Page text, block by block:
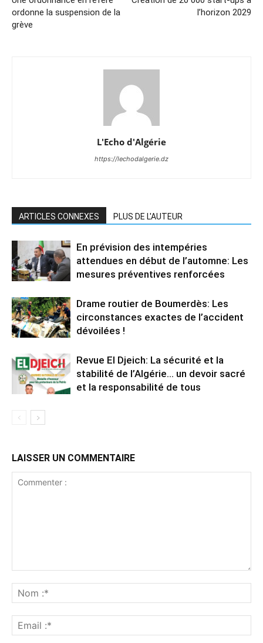
ordonne la suspension de la
grève
l’horizon 2029
L'Echo d'Algérie
https://lechodalgerie.dz
ARTICLES CONNEXES PLUS DE L'AUTEUR
En prévision des intempéries
attendues en début de l’automne: Les
mesures préventives renforcées
Drame routier de Boumerdès: Les
circonstances exactes de l’accident
dévoilées !
Revue El Djeich: La sécurité et la
stabilité de l’Algérie… un devoir sacré
et la responsabilité de tous
LAISSER UN COMMENTAIRE